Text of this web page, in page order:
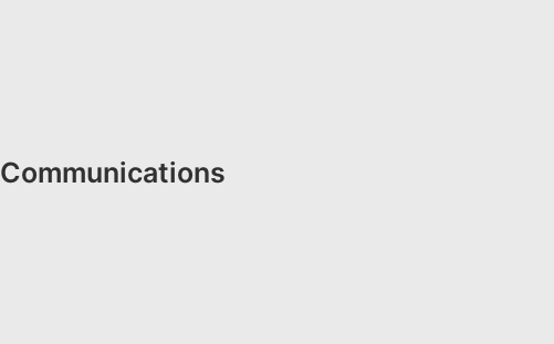
Communications